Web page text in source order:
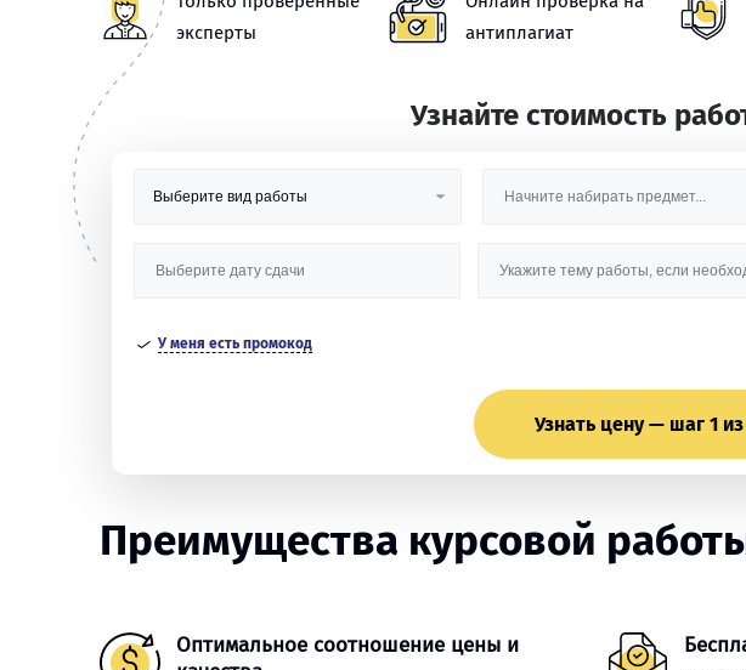
эксперты
антиплагиат
Узнайте стоимость
У меня есть промокод
Узнать цену — шаг 1 из
Преимущества курсовой
Оптимальное соотношение цены и